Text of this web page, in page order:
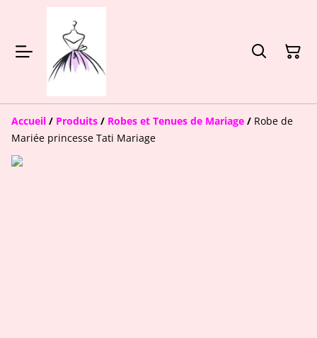
Accueil / Produits / Robes et Tenues de Mariage / Robe de
Mariée princesse Tati Mariage